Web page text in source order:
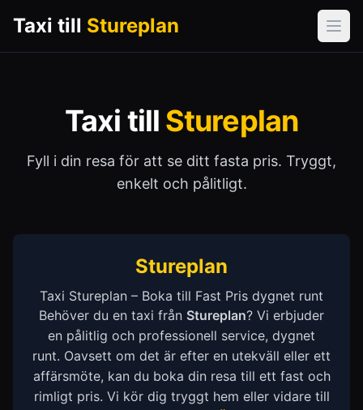
Taxi till Stureplan
Taxi till Stureplan
Fyll i din resa för att se ditt fasta pris. Tryggt,
enkelt och pålitligt.
Stureplan
Taxi Stureplan – Boka till Fast Pris dygnet runt
Behöver du en taxi från Stureplan? Vi erbjuder
en pålitlig och professionell service, dygnet
runt. Oavsett om det är efter en utekväll eller ett
affärsmöte, kan du boka din resa till ett fast och
rimligt pris. Vi kör dig tryggt hem eller vidare till